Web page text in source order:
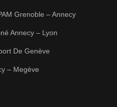
Grenoble – Annecy
Annecy – Lyon
De Genève
– Megève